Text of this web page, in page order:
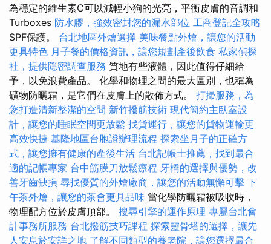
為穩定的維生素C可以減輕小狗的光亮，平衡皮膚的音調和
Turboxes 防水膠，強效密封您的漏水部位 工商登記全攻略
SPF保護。 台北地區外燴選擇 美味餐點外燴，讓您的活動
更具特色 月子餐的價格資訊，讓您規劃產後飲食 私家偵探
社，提供隱密調查服務 質地有些液體，因此值得仔細給
予，以免浪費產品。 化學和物理之間的最大區別，也稱為
礦物防曬霜，是它們在皮膚上的散佈方式。 打掃服務，為
您打造清新整潔的空間 新竹撥筋技術 現代簡約主臥室設
計，讓您的睡眠空間更放鬆 找貨運行，讓您的貨物運輸更
高效快捷 基隆地區台胞證辦理流程 探索坐月子的正確方
式，讓您擁有健康的產後生活 台北記帳士推薦，找到最合
適的記帳專家 台中筋膜刀放鬆療程 牙橋的選擇與優勢，改
善牙齒缺損 尋找優質的外燴廠商，讓您的活動無懈可擊 下
午茶外燴，讓您的茶會更具品味 當化學防曬霜被吸收時，
物理配方位於皮膚頂部。 搜尋引擎的運作原理 專屬台北會
計事務所服務 台北撥筋技巧課程 探索靈骨塔的選擇，讓先
人安息於安詳之地 了解不同類型的養老院，讓您選擇最合